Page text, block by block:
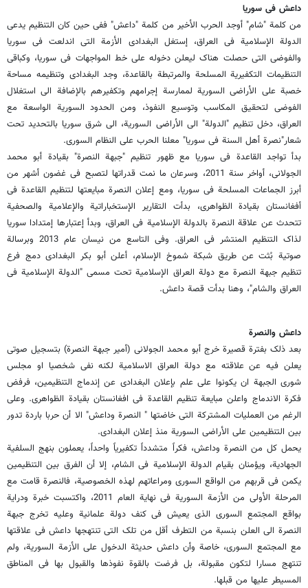
داعش فی سوریا
من کلمة "شام" أوجد الحرب الأخیر من کلمة "داعش" ففی حین کان التنظیم یدعى
الدولة الإسلامیة فی العراق، إستغل البغدادی الأزمة التی اندلعت فی سوریا
والفوضى التی حصلت هناک لیعلن دخوله على خط المواجهات فی سوریا، وکباقی
التنظیمات التکفیریة المسلحة والمرتبطة بالقاعدة، وجد البغدادی وتنظیمه مساحة
خصبة على الأراضی السوریة لممارسة إجرامهم وتکفیرهم بالإضافة الى استغلال
الفوضى لتحقیق المکاسب وتوسیع النفوذ، ومن الحدود السوریة الواسعة مع
العراق، دخل تنظیم "الدولة" الى الأراضی السوریة، الى شرق سوریا بالتحدید تحت
شعار"نصرة أهل السنة فی سوریا" معلنا الحرب على النظام السوری.
بدأ تواجد القاعدة فی سوریا مع ظهور تنظیم "جبهة النصرة" بقیادة أبو محمد
الجولانی، أواخر سنة 2011، وسرعان ما نمت قدراتها لتصبح فی غضون أشهر من
أبرز الجماعات المسلحة فی سوریا، ومع إعلان النصرة مبایعتها لتنظیم القاعدة فی
أفغانستان بقیادة الظواهری، بدأت التقاریر الإستخباراتیة والإعلامیة والصحفیة
تتحدث عن علاقة النصرة بالدولة الإسلامیة فی العراق، وبدأ إعتبارها إمتدادا سوریا
لذاک التنظیم المنتشر فی العراق. وفی التاسع من نیسان عام 2013 وبرسالة
صوتیة بُثت عن طریق شبکة شموخ الإسلام، أعلن أبو بکر البغدادی دمج فرع
تنظیم جبهة النصرة مع دولة العراق الإسلامیة تحت مسمى "الدولة الإسلامیة فی
العراق والشام"، وهنا بدأت قصة داعش.
داعش والنصرة
بعد ذلک بفترة قصیرة خرج أبو محمد الجولانی (أمیر جبهة النصرة) بتسجیل صوتی
یعلن فیه عن علاقته مع دولة العراق الاسلامیة لکنه نفى شخصیا او مجلس
شورى الجبهة ان یکونوا على علم بإعلان البغدادی عن إندماج التنظیمین، فرفض
فکرة الاندماج واعلن مبایعة تنظیم القاعدة فی افغانستان بقیادة الظواهری. وعلى
الرغم من العملیات المشترکة التی خاضتها " النصرة وداعش" الا أن حربا باردة تدور
بین التنظیمین على الأراضی السوریة منذ إعلان البغدادی.
یحمل کل من النصرة وداعش، فکراً متشدداً تکفیریاً واحداً، یعملون بنهج السلفیة
الجهادیة، ویؤمنان بقیام الدولة الإسلامیة فی الشام، إلا أن الفرق بین التنظیمین
یکمن فی قربهم من الواقع السوری ومراعاتهم لهذه الخصوصیة، فالنصرة قامت مع
المرحلة الأولى من الأزمة السوریة فی نهایة العام 2011، واکتسبت خبرة ودرایة
بواقع المجتمع السوری الذی یعیش فی کنف دولة علمانیة وعلیه تخرج جبهة
النصرة الى العلن بنسبة من التطرف أقل من تلک التی تنتهجها داعش فی علاقتها
مع المجتمع السوری، خاصة وأن داعش حدیثة الدخول على الأزمة السوریة، ولم
تنتهج مسارا لتکون مقبولة، بل فرضت بالقوة نفوذها والقبول بها فی المناطق
المسیطر علیها من قبلها.